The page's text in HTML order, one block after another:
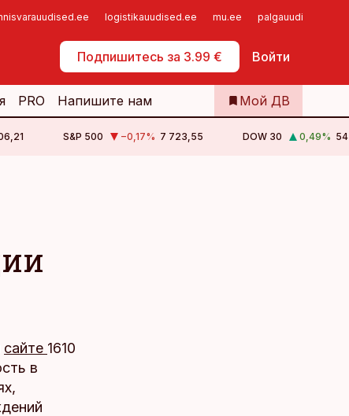
logistikauudised.ee mu.ee palgauudised.ee
Подпишитесь за 3.99 € Войти
Самообслуживание
PRO Напишите нам Мой ДВ
S&P 500 −0,17% 7 723,55 DOW 30 0,49%
сайте 1610
в